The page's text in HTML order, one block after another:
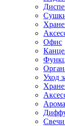
Офис
Уход
Свечи